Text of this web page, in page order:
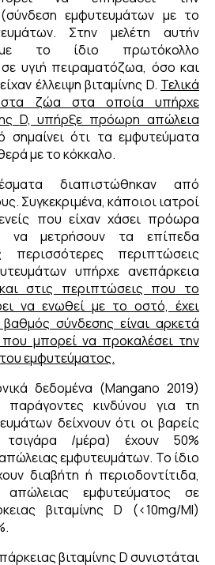
εμφυτευμάτων με το
Στην μελέτη αυτήν
με το ίδιο πρωτόκολλο
υγιή πειραματόζωα, όσο και
έλλειψη βιταμίνης D. Τελικά
στα ζώα στα οποία υπήρχε
D, υπήρξε πρόωρη απώλεια
σημαίνει ότι τα εμφυτεύματα
με το κόκκαλο.
διαπιστώθηκαν από
Συγκεκριμένα, κάποιοι ιατροί
που είχαν χάσει πρόωρα
να μετρήσουν τα επίπεδα
περισσότερες περιπτώσεις
υπήρχε ανεπάρκεια
στις περιπτώσεις που το
να ενωθεί με το οστό, έχει
σύνδεσης είναι αρκετά
που μπορεί να προκαλέσει την
εμφυτεύματος.
δεδομένα (Μangano 2019)
κινδύνου για τη
δείχνουν ότι οι βαρείς
/μέρα) έχουν 50%
εμφυτευμάτων. Το ίδιο
διαβήτη ή περιοδοντίτιδα,
εμφυτεύματος σε
βιταμίνης D (<10mg/Ml)
βιταμίνης D συνιστάται